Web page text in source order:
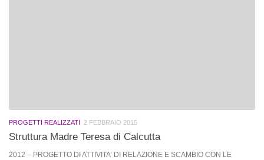
PROGETTI REALIZZATI 2 FEBBRAIO 2015
Struttura Madre Teresa di Calcutta
2012 – PROGETTO DI ATTIVITA’ DI RELAZIONE E SCAMBIO CON LE